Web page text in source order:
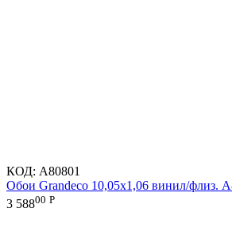
КОД: A80801
Обои Grandeco 10,05х1,06 винил/флиз.
3 58800 Р